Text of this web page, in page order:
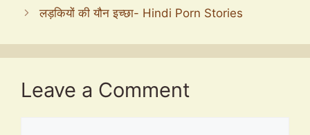
लड़कियों की यौन इच्छा- Hindi Porn Stories
Leave a Comment